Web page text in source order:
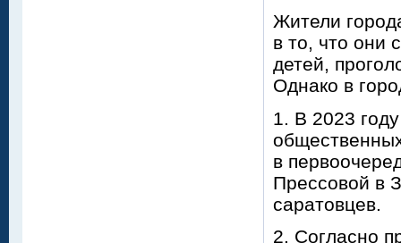
Жители
в то, что они
детей,
Однако в
1. В 2023
в
Прессовой в
саратовцев.
2. Согласно